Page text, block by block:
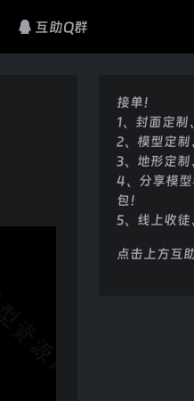
互助Q群
接单！
1、封面定制
2、模型定制
3、地形定制
4、分享模
包！
5、线上收徒
点击上方互